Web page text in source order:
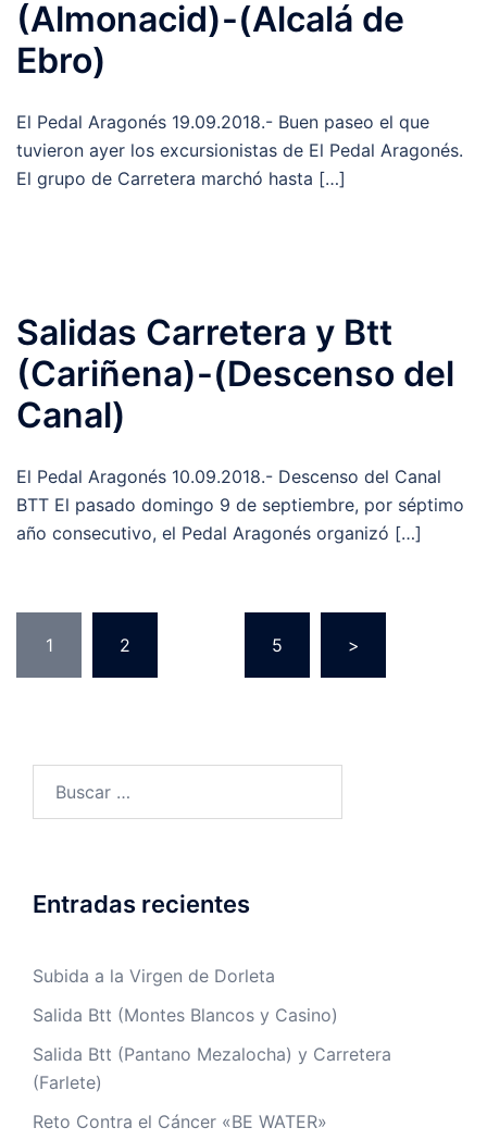
(Almonacid)-(Alcalá de
Ebro)
El Pedal Aragonés 19.09.2018.- Buen paseo el que
tuvieron ayer los excursionistas de El Pedal Aragonés.
El grupo de Carretera marchó hasta […]
Salidas Carretera y Btt
(Cariñena)-(Descenso del
Canal)
El Pedal Aragonés 10.09.2018.- Descenso del Canal
BTT El pasado domingo 9 de septiembre, por séptimo
año consecutivo, el Pedal Aragonés organizó […]
entradas
1 2 5 >
Entradas recientes
Subida a la Virgen de Dorleta
Salida Btt (Montes Blancos y Casino)
Salida Btt (Pantano Mezalocha) y Carretera
(Farlete)
Reto Contra el Cáncer «BE WATER»